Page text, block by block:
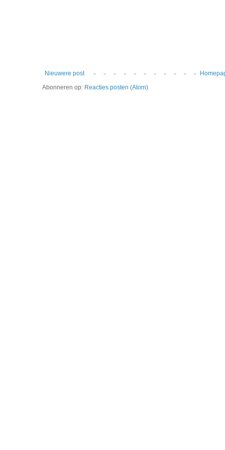
Nieuwere post
Abonneren op: Reacties posten (Atom)